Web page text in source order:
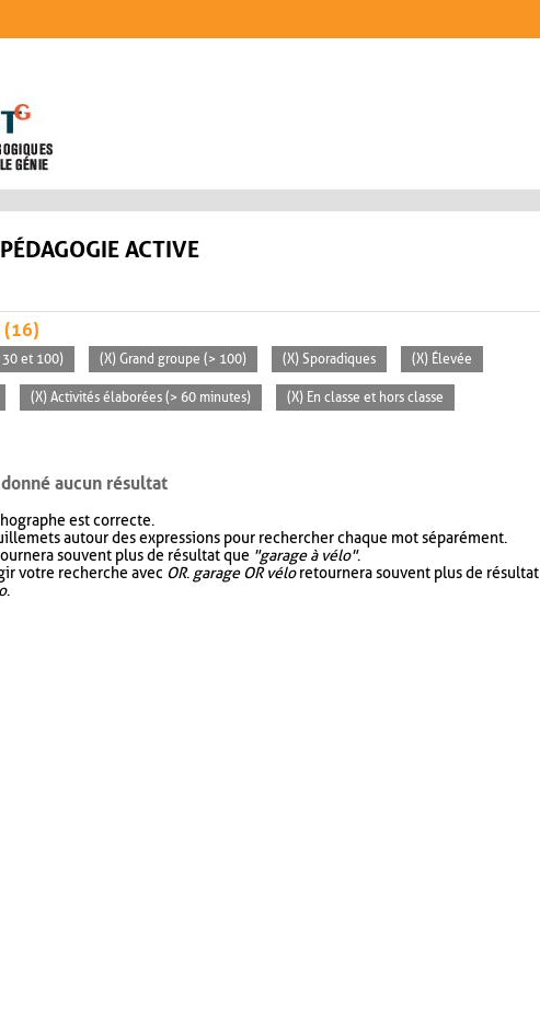
ACTIVE
(16)
et 100) (X) Grand groupe (> 100) (X) Sporadiques (X) Élevée
(X) Activités élaborées (> 60 minutes) (X) En classe et hors classe
aucun résultat
est correcte.
autour des expressions pour rechercher chaque mot séparément.
souvent plus de résultat que "garage à vélo".
votre recherche avec OR. garage OR véloretournera souvent plus de résultat
.